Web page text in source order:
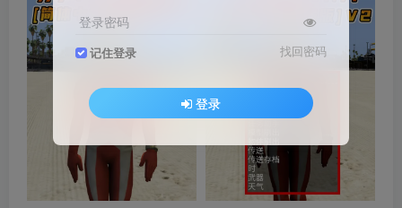
登录密码
记住登录 找回密码
登录